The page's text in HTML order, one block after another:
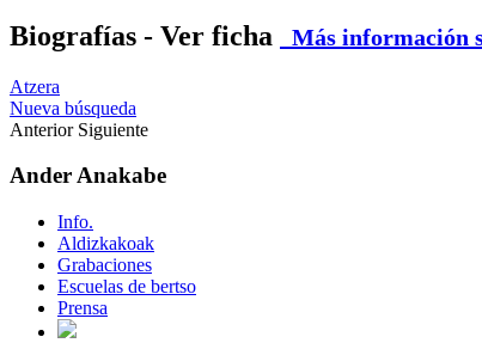
Biografías - Ver ficha Más información
Atzera
Nueva búsqueda
Anterior Siguiente
Ander Anakabe
Info.
Aldizkakoak
Grabaciones
Escuelas de bertso
Prensa